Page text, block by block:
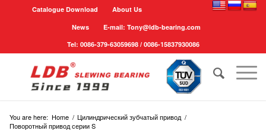
Catalogue Download
About Us
News
E-mail: Tony@ldb-bearing.com
Tel: 0086-379-63059698 / 0086-15837930086
You are here: Home / Цилиндрический зубчатый привод /
Поворотный привод серии S